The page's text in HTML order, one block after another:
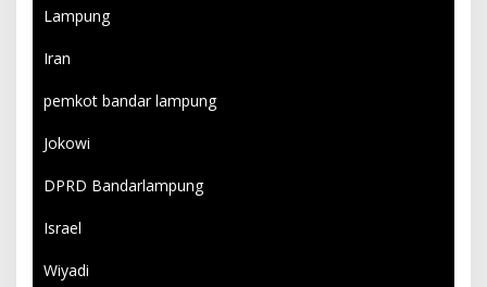
Lampung
Iran
pemkot bandar lampung
Jokowi
DPRD Bandarlampung
Israel
Wiyadi